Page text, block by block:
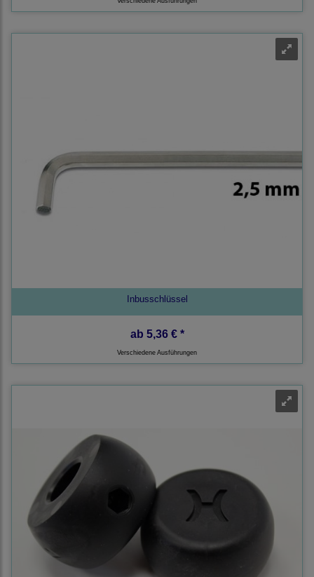
Inbusschlüssel
ab 5,36 € *
Verschiedene Ausführungen